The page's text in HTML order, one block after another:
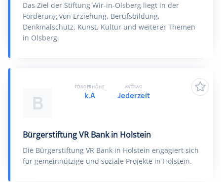
Das Ziel der Stiftung Wir-in-Olsberg liegt in der
Förderung von Erziehung, Berufsbildung,
Denkmalschutz, Kunst, Kultur und weiterer Themen
in Olsberg.
B
Bürgerstiftung VR Bank in Holstein
Die Bürgerstiftung VR Bank in Holstein engagiert sich
für gemeinnützige und soziale Projekte in Holstein.
FÖRDERHÖHE
k.A
ANTRAG
Jederzeit